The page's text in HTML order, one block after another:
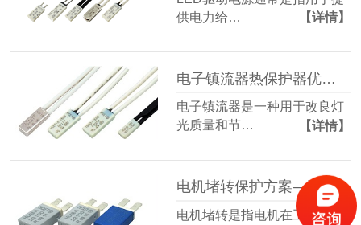
供电力给…
【详情】
电子镇流器热保护器优势及适用性分析-HCET-A 海川温控
电子镇流器是一种用于改良灯
光质量和节…
【详情】
电机堵转保护方案—过载保护器为电机提供保护 HCET海川
电机堵转是指电机在工作时突